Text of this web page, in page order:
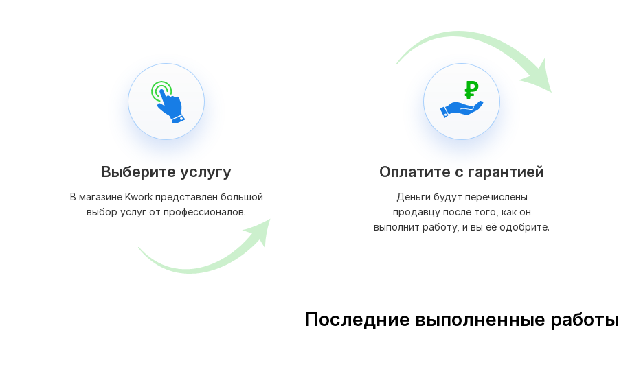
Выберите услугу
В магазине Kwork представлен большой
выбор услуг от профессионалов.
Оплатите с гарантией
Деньги будут перечислены
продавцу после того, как он
выполнит работу, и вы её одобрите.
Последние выполненные работы